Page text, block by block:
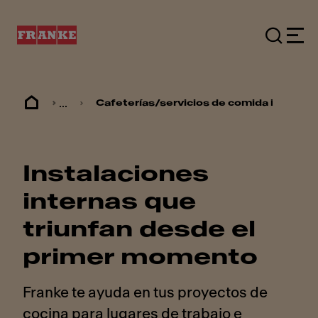
... Cafeterías/servicios de comida internos
Instalaciones
internas que
triunfan desde el
primer momento
Franke te ayuda en tus proyectos de
cocina para lugares de trabajo e